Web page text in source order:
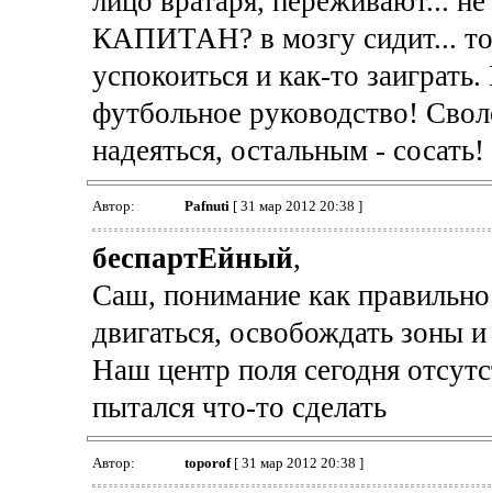
КАПИТАН? в мозгу сидит...
успокоиться и как-то
футбольное руководство!
надеяться, остальным - сосать!
Автор: Pafnuti[ 31 мар 2012 20:38 ]
беспартЕйный,
Саш, понимание как
двигаться, освобождать зоны
Наш центр поля сегодня
пытался что-то сделать
Автор: toporof[ 31 мар 2012 20:38 ]